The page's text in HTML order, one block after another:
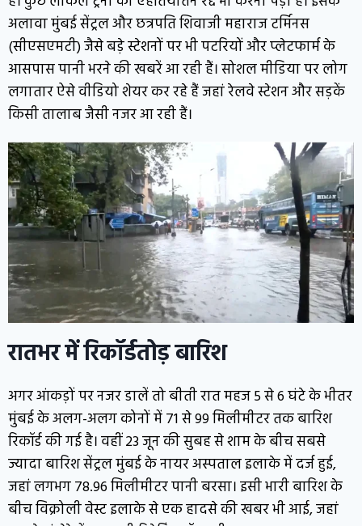
अलावा मुंबई सेंट्रल और छत्रपति शिवाजी महाराज टर्मिनस
(सीएसएमटी) जैसे बड़े स्टेशनों पर भी पटरियों और प्लेटफार्म के
आसपास पानी भरने की खबरें आ रही हैं। सोशल मीडिया पर लोग
लगातार ऐसे वीडियो शेयर कर रहे हैं जहां रेलवे स्टेशन और सड़कें
किसी तालाब जैसी नजर आ रही हैं।
रातभर में रिकॉर्डतोड़ बारिश
अगर आंकड़ों पर नजर डालें तो बीती रात महज 5 से 6 घंटे के भीतर
मुंबई के अलग-अलग कोनों में 71 से 99 मिलीमीटर तक बारिश
रिकॉर्ड की गई है। वहीं 23 जून की सुबह से शाम के बीच सबसे
ज्यादा बारिश सेंट्रल मुंबई के नायर अस्पताल इलाके में दर्ज हुई,
जहां लगभग 78.96 मिलीमीटर पानी बरसा। इसी भारी बारिश के
बीच विक्रोली वेस्ट इलाके से एक हादसे की खबर भी आई, जहां